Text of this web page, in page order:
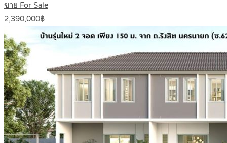
ขาย For Sale
2,390,000฿